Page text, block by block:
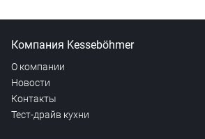
Компания Kesseböhmer
О компании
Новости
Контакты
Тест-драйв кухни